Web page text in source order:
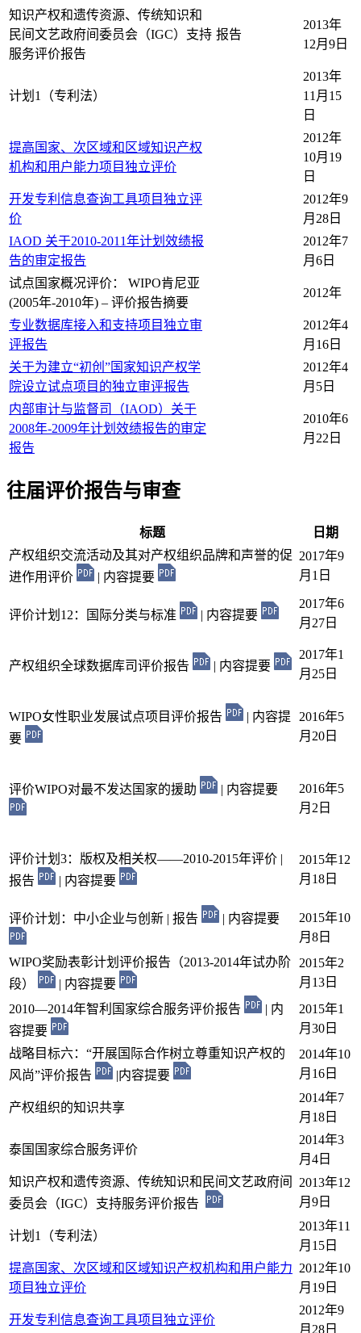
知识产权和遗传资源、传统知识和
民间文艺政府间委员会（IGC）支持
服务评价报告
报告
2013年
12月9日
计划1（专利法）
2013年
11月15
日
提高国家、次区域和区域知识产权
机构和用户能力项目独立评价
2012年
10月19
日
开发专利信息查询工具项目独立评
价
2012年9
月28日
IAOD 关于2010-2011年计划效绩报
告的审定报告
2012年7
月6日
试点国家概况评价： WIPO肯尼亚
(2005年-2010年) – 评价报告摘要
2012年
专业数据库接入和支持项目独立审
评报告
2012年4
月16日
关于为建立“初创”国家知识产权学
院设立试点项目的独立审评报告
2012年4
月5日
内部审计与监督司（IAOD）关于
2008年-2009年计划效绩报告的审定
报告
2010年6
月22日
往届评价报告与审查
标题
日期
产权组织交流活动及其对产权组织品牌和声誉的促
进作用评价
| 内容提要
2017年9
月 1 日
评价计划12：国际分类与标准 | 内容提要
2017年6
月27日
产权组织全球数据库司评价报告 | 内容提要
2017年1
月25日
WIPO女性职业发展试点项目评价报告
| 内容提
要
2016年5
月20日
评价WIPO对最不发达国家的援助 | 内容提要
2016年5
月2日
评价计划3：版权及相关权——2010-2015年评价 |
报告
| 内容提要
2015年12
月18日
评价计划：中小企业与创新 | 报告 | 内容提要
2015年10
月8日
WIPO奖励表彰计划评价报告（2013-2014年试办阶
段）
| 内容提要
2015年2
月13日
2010—2014年智利国家综合服务评价报告
| 内
容提要
2015年1
月30日
战略目标六：“开展国际合作树立尊重知识产权的
风尚”评价报告
|内容提要
2014年10
月16日
产权组织的知识共享
2014年7
月 18 日
泰国国家综合服务评价
2014年3
月 4 日
知识产权和遗传资源、传统知识和民间文艺政府间
委员会（IGC）支持服务评价报告
2013年12
月 9 日
计划1（专利法）
2013年11
月 15 日
提高国家、次区域和区域知识产权机构和用户能力
项目独立评价
2012年10
月 19 日
开发专利信息查询工具项目独立评价
2012年9
月 28 日